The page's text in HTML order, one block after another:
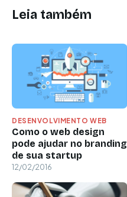
Leia também
DESENVOLVIMENTO WEB
Como o web design
pode ajudar no branding
de sua startup
12/02/2016